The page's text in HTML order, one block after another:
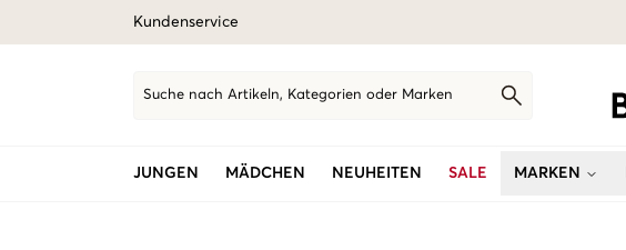
Kundenservice
Suche nach Artikeln, Kategorien oder Marken
JUNGEN MÄDCHEN NEUHEITEN SALE MARKEN